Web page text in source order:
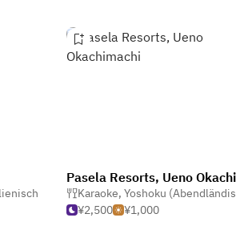
Karaoke, Yoshoku (Abendländische
¥2,500
¥1,000